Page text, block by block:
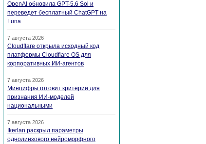
OpenAI обновила GPT-5.6 Sol и
переведет бесплатный ChatGPT на
Luna
7 августа 2026
Cloudflare открыла исходный код
платформы Cloudflare OS для
корпоративных ИИ-агентов
7 августа 2026
Минцифры готовит критерии для
признания ИИ-моделей
национальными
7 августа 2026
Ikerlan раскрыл параметры
однолинзового нейроморфного